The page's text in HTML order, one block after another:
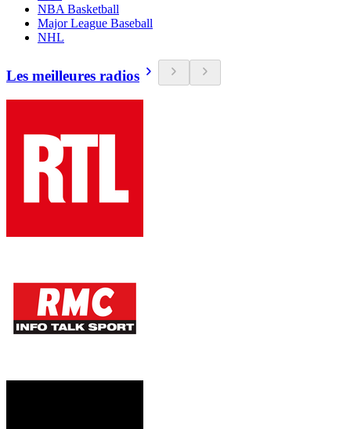
NBA Basketball
Major League Baseball
NHL
Les meilleures radios